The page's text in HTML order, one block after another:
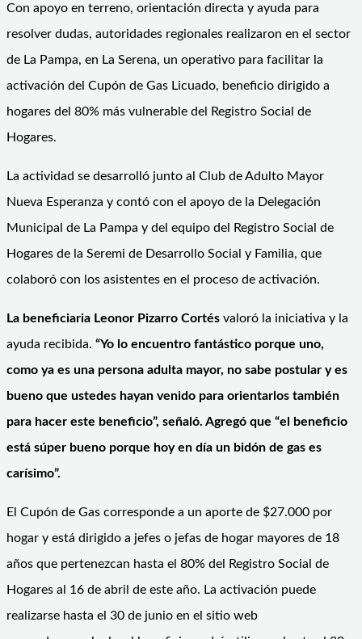
Con apoyo en terreno, orientación directa y ayuda para
resolver dudas, autoridades regionales realizaron en el sector
de La Pampa, en La Serena, un operativo para facilitar la
activación del Cupón de Gas Licuado, beneficio dirigido a
hogares del 80% más vulnerable del Registro Social de
Hogares.
La actividad se desarrolló junto al Club de Adulto Mayor
Nueva Esperanza y contó con el apoyo de la Delegación
Municipal de La Pampa y del equipo del Registro Social de
Hogares de la Seremi de Desarrollo Social y Familia, que
colaboró con los asistentes en el proceso de activación.
La beneficiaria Leonor Pizarro Cortés valoró la iniciativa y la
ayuda recibida. “Yo lo encuentro fantástico porque uno,
como ya es una persona adulta mayor, no sabe postular y es
bueno que ustedes hayan venido para orientarlos también
para hacer este beneficio”, señaló. Agregó que “el beneficio
está súper bueno porque hoy en día un bidón de gas es
carísimo”.
El Cupón de Gas corresponde a un aporte de $27.000 por
hogar y está dirigido a jefes o jefas de hogar mayores de 18
años que pertenezcan hasta el 80% del Registro Social de
Hogares al 16 de abril de este año. La activación puede
realizarse hasta el 30 de junio en el sitio web